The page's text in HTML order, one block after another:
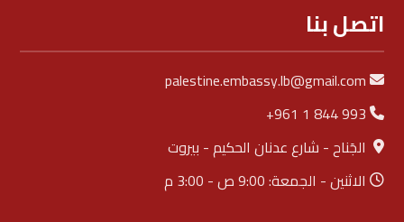
اتصل بنا
palestine.embassy.lb@gmail.com
+961 1 844 993
الجَناح - شارع عدنان الحكيم - بيروت
الاثنين - الجمعة: 9:00 ص - 3:00 م